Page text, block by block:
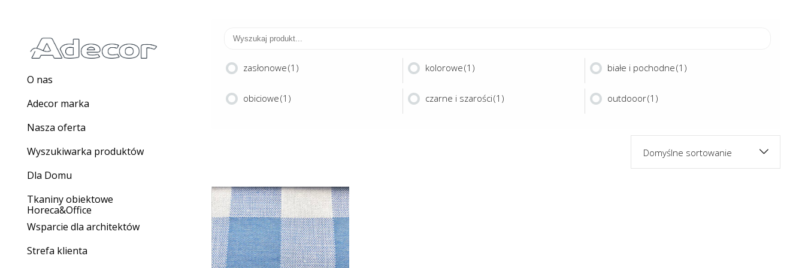
O nas
Adecor marka
Nasza oferta
Wyszukiwarka produktów
Dla Domu
Tkaniny obiektowe
Horeca&Office
Wsparcie dla architektów
Strefa klienta
zasłonowe(1) kolorowe(1) białe i pochodne(1)
obiciowe(1) czarne i szarości(1) outdooor(1)
Domyślne sortowanie
ROCK 280
Ten
produkt
ma
wiele
wariantów.
Opcje